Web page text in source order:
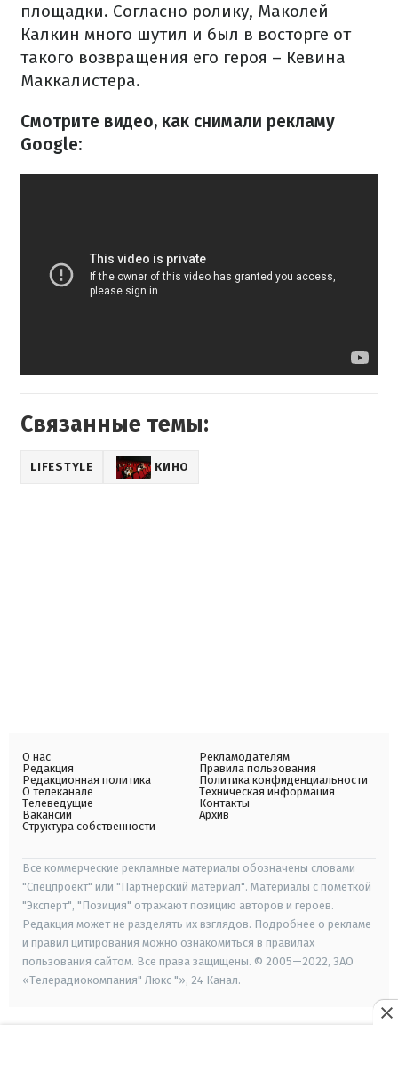
площадки. Согласно ролику, Маколей
Калкин много шутил и был в восторге от
такого возвращения его героя – Кевина
Маккалистера.
Смотрите видео, как снимали рекламу
Google:
Связанные темы:
LIFESTYLE КИНО
О нас
Редакция
Редакционная политика
О телеканале
Телеведущие
Вакансии
Структура собственности
Рекламодателям
Правила пользования
Политика конфиденциальности
Техническая информация
Контакты
Архив
Все коммерческие рекламные материалы обозначены словами
"Спецпроект" или "Партнерский материал". Материалы с пометкой
"Эксперт", "Позиция" отражают позицию авторов и героев.
Редакция может не разделять их взглядов. Подробнее о рекламе
и правил цитирования можно ознакомиться в правилах
пользования сайтом. Все права защищены. © 2005—2022, ЗАО
«Телерадиокомпания" Люкс "», 24 Канал.